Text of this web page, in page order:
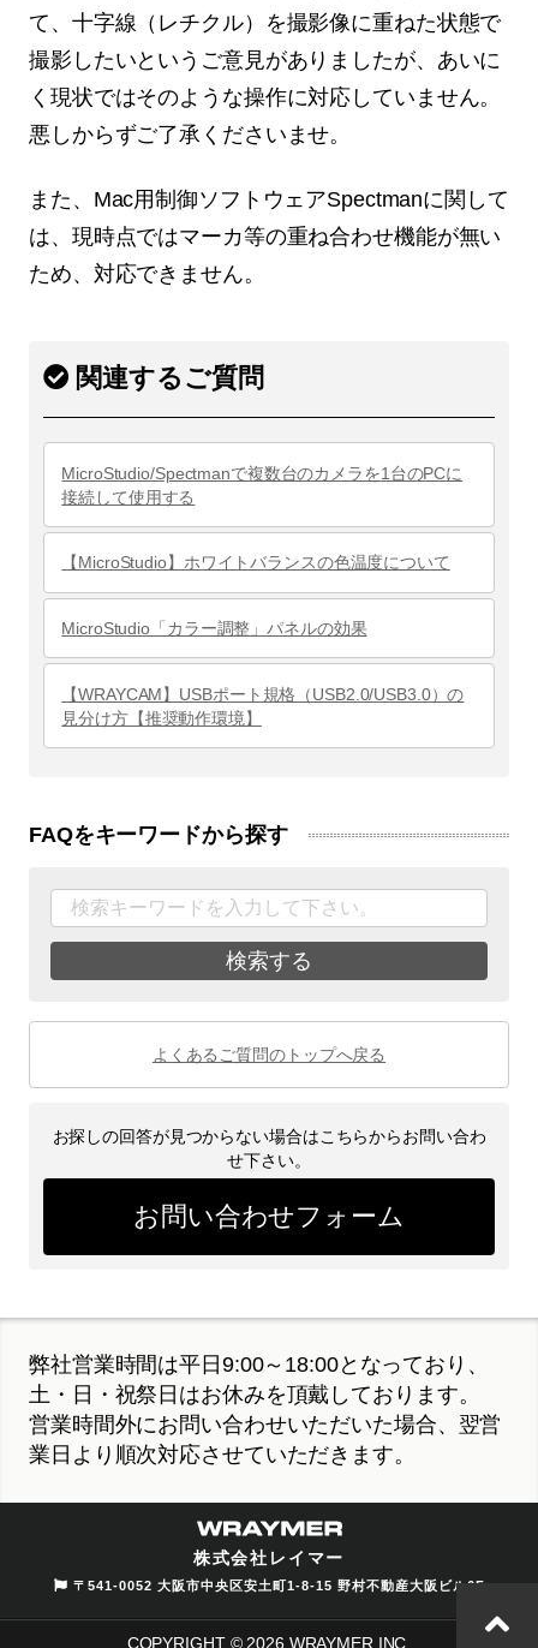
て、十字線（レチクル）を撮影像に重ねた状態で
撮影したいというご意見がありましたが、あいに
く現状ではそのような操作に対応していません。
悪しからずご了承くださいませ。
また、Mac用制御ソフトウェアSpectmanに関して
は、現時点ではマーカ等の重ね合わせ機能が無い
ため、対応できません。
関連するご質問
MicroStudio/Spectmanで複数台のカメラを1台のPCに
接続して使用する
【MicroStudio】ホワイトバランスの色温度について
MicroStudio「カラー調整」パネルの効果
【WRAYCAM】USBポート規格（USB2.0/USB3.0）の
見分け方【推奨動作環境】
FAQをキーワードから探す
検索する
よくあるご質問のトップへ戻る
お探しの回答が見つからない場合はこちらからお問い合わ
せ下さい。
お問い合わせフォーム
弊社営業時間は平日9:00～18:00となっており、
土・日・祝祭日はお休みを頂戴しております。
営業時間外にお問い合わせいただいた場合、翌営
業日より順次対応させていただきます。
株式会社レイマー
〒541-0052 大阪市中央区安土町1-8-15 野村不動産大阪ビル6F
COPYRIGHT © 2026 WRAYMER INC.